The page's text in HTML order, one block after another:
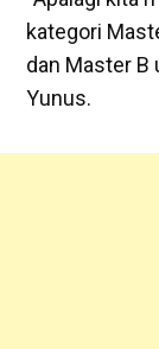
kategori
dan Master B
Yunus.